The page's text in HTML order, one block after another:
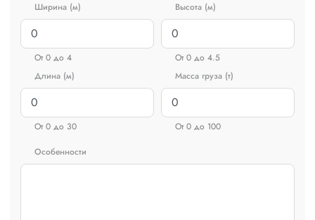
Ширина (м)
От 0 до 4
Высота (м)
От 0 до 4.5
Длина (м)
От 0 до 30
Масса груза (т)
От 0 до 100
Особенности